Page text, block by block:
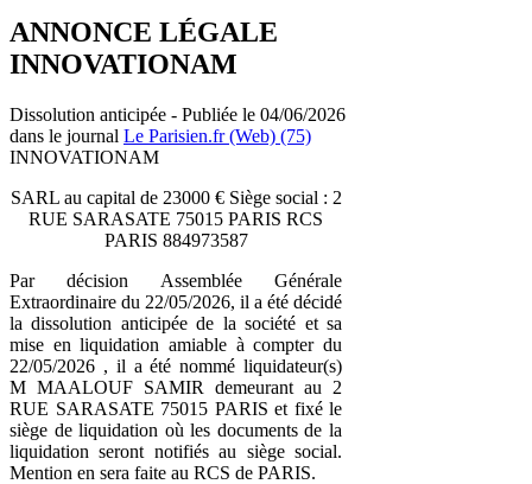
ANNONCE LÉGALE
INNOVATIONAM
Dissolution anticipée - Publiée le 04/06/2026
dans le journal Le Parisien.fr (Web) (75)
INNOVATIONAM
SARL au capital de 23000 € Siège social : 2
RUE SARASATE 75015 PARIS RCS
PARIS 884973587
Par décision Assemblée Générale
Extraordinaire du 22/05/2026, il a été décidé
la dissolution anticipée de la société et sa
mise en liquidation amiable à compter du
22/05/2026 , il a été nommé liquidateur(s)
M MAALOUF SAMIR demeurant au 2
RUE SARASATE 75015 PARIS et fixé le
siège de liquidation où les documents de la
liquidation seront notifiés au siège social.
Mention en sera faite au RCS de PARIS.